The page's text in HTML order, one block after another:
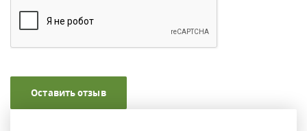
Оставить отзыв